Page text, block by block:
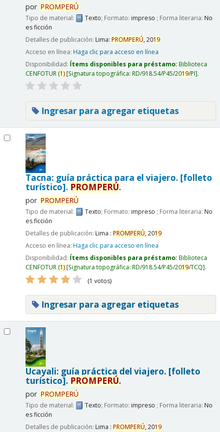
por PROMPERÚ
Tipo de material: Texto; Formato: impreso ; Forma literaria: No
es ficción
Detalles de publicación: Lima: PROMPERÚ,2019
Acceso en línea: Haga clic para acceso en línea
Disponibilidad: Ítems disponibles para préstamo: Biblioteca
CENFOTUR(1) Signatura topográfica: RD/918.54/P45/2019/PI .
Ingresar para agregar etiquetas
Tacna: guía práctica para el viajero. [folleto
turístico]. PROMPERÚ.
por PROMPERÚ
Tipo de material: Texto; Formato: impreso ; Forma literaria: No
es ficción
Detalles de publicación: Lima : PROMPERÚ,2019
Acceso en línea: Haga clic para acceso en línea
Disponibilidad: Ítems disponibles para préstamo: Biblioteca
CENFOTUR(1) Signatura topográfica: RD/918.54/P45/2019/TCQ .
(1 votos)
Ingresar para agregar etiquetas
Ucayali: guía práctica del viajero. [folleto
turístico]. PROMPERÚ.
por PROMPERÚ
Tipo de material: Texto; Formato: impreso ; Forma literaria: No
es ficción
Detalles de publicación: Lima : PROMPERÚ,2019